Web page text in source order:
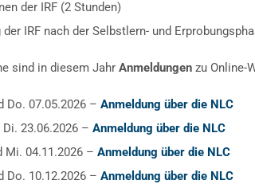
der IRF (2 Stunden)
IRF nach der Selbstlern- und
sind in diesem Jahr Anmeldungen zu Online-
Do. 07.05.2026 – Anmeldung über die NLC
Di. 23.06.2026 – Anmeldung über die NLC
Mi. 04.11.2026 – Anmeldung über die NLC
Do. 10.12.2026 – Anmeldung über die NLC